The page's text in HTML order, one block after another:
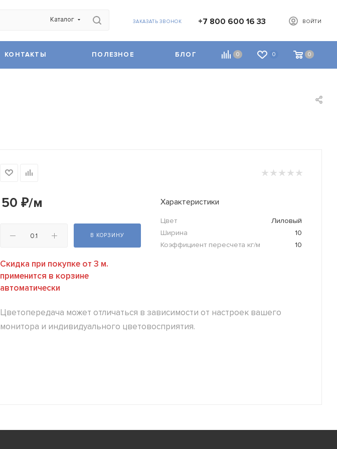
Каталог ЗАКАЗАТЬ ЗВОНОК +7 800 600 16 33 ВОЙТИ
0 0 0
КОНТАКТЫ ПОЛЕЗНОЕ БЛОГ
50 ₽/м
В КОРЗИНУ
Скидка при покупке от 3 м.
применится в корзине
автоматически
Характеристики
Цвет
Лиловый
Ширина
10
Коэффициент пересчета кг/м
10
Цветопередача может отличаться в зависимости от настроек вашего
монитора и индивидуального цветовосприятия.